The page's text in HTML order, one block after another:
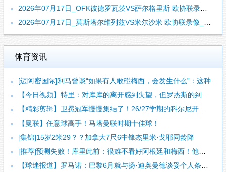
2026年07月17日_OFK彼德罗瓦茨VS萨尔格里斯 欧协联录像_高清录像【全场回放】
2026年07月17日_莫斯塔尔维列兹VS米尔沙米 欧协联录像_全场录像【全场回放】
体育资讯
[迈阿密国际]利马曾谈“如果有人敢碰梅西，会发生什么”：这种
【今日视频】特里：对库库的离开感到失望，但罗杰斯的到来又让我
【精彩剪辑】卫冕冠军慢慢集结了！26/27学期的科尔尼开学了
【曼联】任意球高手！马塔曼联时期十佳球！
[集锦]15岁2米29？？加拿大7尺6中锋杰里米·戈耶同龄降
[推荐]预测失败！库里此前：很难不看好阿根廷和梅西！他们会成
【球迷报道】罗马诺：巴黎6月就与扬·迪奥曼德谈妥个人条款 俱